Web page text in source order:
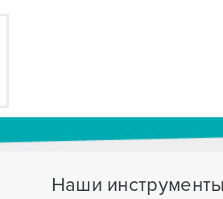
Наши